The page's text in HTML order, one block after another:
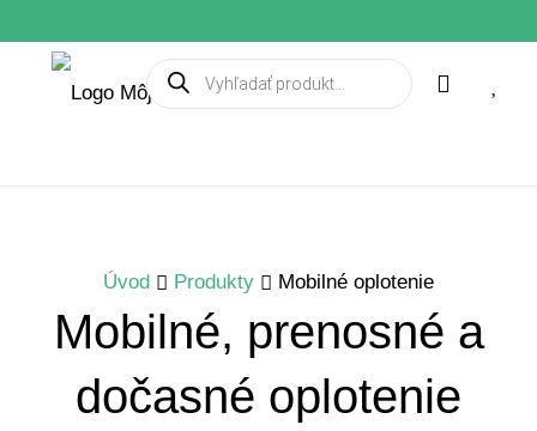
Products
search
Úvod Produkty Mobilné oplotenie
Mobilné, prenosné a
dočasné oplotenie